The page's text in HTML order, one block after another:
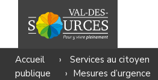
Accueil › Services au citoyen
publique
› Mesures d’urgence